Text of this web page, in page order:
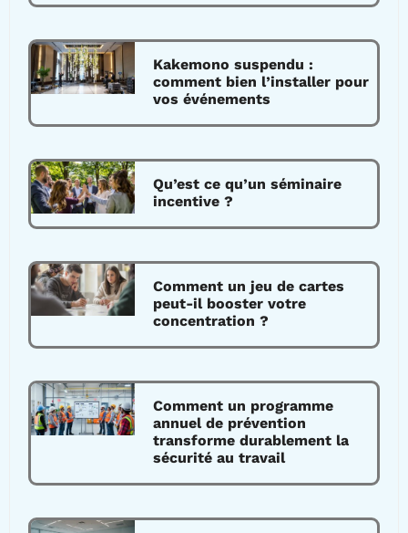
Kakemono suspendu :
comment bien l’installer pour
vos événements
Qu’est ce qu’un séminaire
incentive ?
Comment un jeu de cartes
peut-il booster votre
concentration ?
Comment un programme
annuel de prévention
transforme durablement la
sécurité au travail